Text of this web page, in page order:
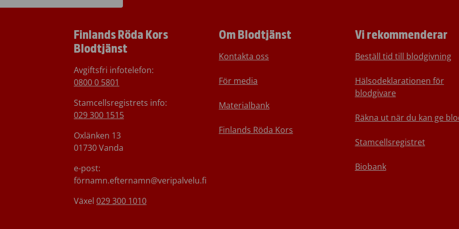
Finlands Röda Kors
Blodtjänst
Avgiftsfri infotelefon:
0800 0 5801
Stamcellsregistrets info:
029 300 1515
Oxlänken 13
01730 Vanda
e-post:
förnamn.efternamn@veripalvelu.fi
Växel 029 300 1010
Om Blodtjänst
Kontakta oss
För media
Materialbank
Finlands Röda Kors
Vi rekommenderar
Beställ tid till blodgivning
Hälsodeklarationen för
blodgivare
Räkna ut när du kan ge
Stamcellsregistret
Biobank